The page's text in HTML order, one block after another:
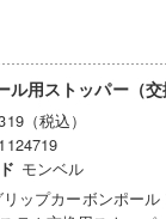
用ストッパー（交
（税込）
モンベル
ップカーボンポー